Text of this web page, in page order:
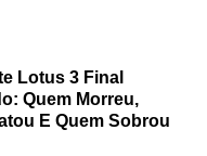
Lotus 3 Final
Quem Morreu,
E Quem Sobrou